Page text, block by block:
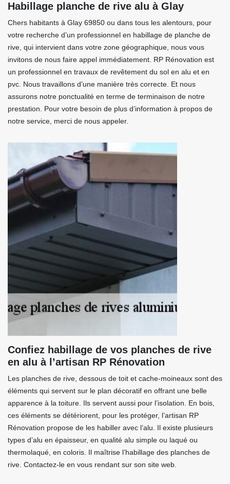
Habillage planche de rive alu à Glay
Chers habitants à Glay 69850 ou dans tous les alentours, pour
votre recherche d’un professionnel en habillage de planche de
rive, qui intervient dans votre zone géographique, nous vous
invitons de nous faire appel immédiatement. RP Rénovation est
un professionnel en travaux de revêtement du sol en alu et en
pvc. Nous travaillons d’une manière très correcte. Et nous
assurons notre ponctualité en terme de terminaison de notre
prestation. Pour votre besoin de plus d’information à propos de
notre service, merci de nous appeler.
Confiez habillage de vos planches de rive
en alu à l’artisan RP Rénovation
Les planches de rive, dessous de toit et cache-moineaux sont des
éléments qui servent sur le plan décoratif en offrant une belle
apparence à la toiture. Ils servent aussi pour l’isolation. En bois,
ces éléments se détériorent, pour les protéger, l’artisan RP
Rénovation propose de les habiller avec l’alu. Il existe plusieurs
types d’alu en épaisseur, en qualité alu simple ou laqué ou
thermolaqué, en coloris. Il maîtrise l’habillage des planches de
rive. Contactez-le en vous rendant sur son site web.